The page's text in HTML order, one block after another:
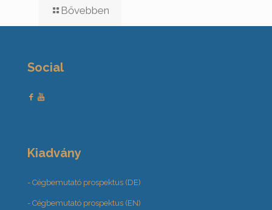
Bővebben
Social
Kiadvány
- Cégbemutató prospektus (DE)
- Cégbemutató prospektus (EN)